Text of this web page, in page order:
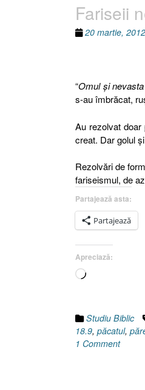
Fariseii
20 martie, 2012
“Omul şi
s-au îmbrăcat,
Au rezolvat doar
creat. Dar golul
Rezolvări de
fariseismul, de
Partajează asta:
Partajează
Apreciază:
Încarc...
Studiu Biblic
18.9, păcatul,
1 Comment